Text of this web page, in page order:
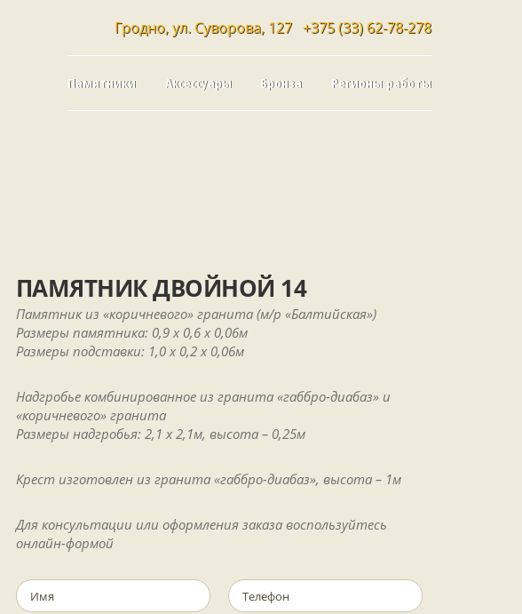
Гродно, ул. Суворова, 127 +375 (33) 62-78-278
Памятники Аксессуары Бронза Регионы работы
ПАМЯТНИК ДВОЙНОЙ 14
Памятник из «коричневого» гранита (м/р «Балтийская»)
Размеры памятника: 0,9 х 0,6 х 0,06м
Размеры подставки: 1,0 х 0,2 х 0,06м
Надгробье комбинированное из гранита «габбро-диабаз» и
«коричневого» гранита
Размеры надгробья: 2,1 х 2,1м, высота – 0,25м
Крест изготовлен из гранита «габбро-диабаз», высота – 1м
Для консультации или оформления заказа воспользуйтесь
онлайн-формой